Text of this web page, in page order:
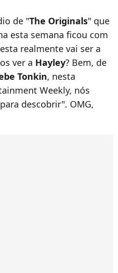
de "The Originals" que
esta semana ficou com
realmente vai ser a
ver a Hayley? Bem, de
Tonkin, nesta
Weekly, nós
descobrir". OMG,